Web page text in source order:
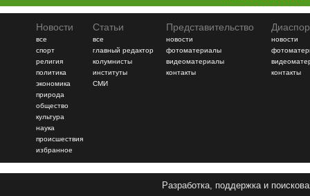
Новости
все
спорт
религия
политика
экономика
природа
общество
культура
наука
происшествия
избранное
Статьи
все
главный редактор
колумнисты
институты
СМИ
Представительство
новости
фотоматериалы
видеоматериалы
контакты
новости
контакты
Разработка, поддержка и